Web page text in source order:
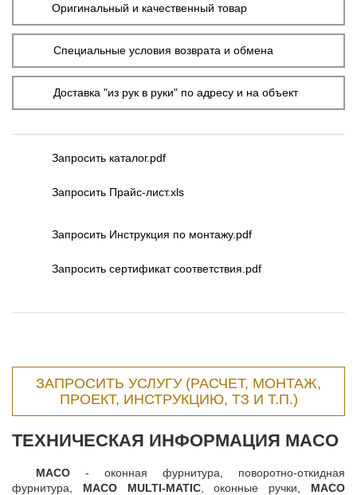
Оригинальный и качественный товар
Специальные условия возврата и обмена
Доставка "из рук в руки" по адресу и на объект
Запросить каталог.pdf
Запросить Прайс-лист.xls
Запросить Инструкция по монтажу.pdf
Запросить сертификат соответствия.pdf
ЗАПРОСИТЬ УСЛУГУ (РАСЧЕТ, МОНТАЖ,
ПРОЕКТ, ИНСТРУКЦИЮ, ТЗ И Т.П.)
ТЕХНИЧЕСКАЯ ИНФОРМАЦИЯ MACO
MACO - оконная фурнитура, поворотно-откидная
фурнитура, MACO MULTI-MATIC, оконные ручки, MACO